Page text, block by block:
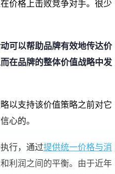
价格上击败竞争对手。很少
可以帮助品牌有效地传达价
在品牌的整体价值战略中发
以支持该价值策略之前对它
心的。
行，通过提供统一价格与消
利润之间的平衡。由于近年